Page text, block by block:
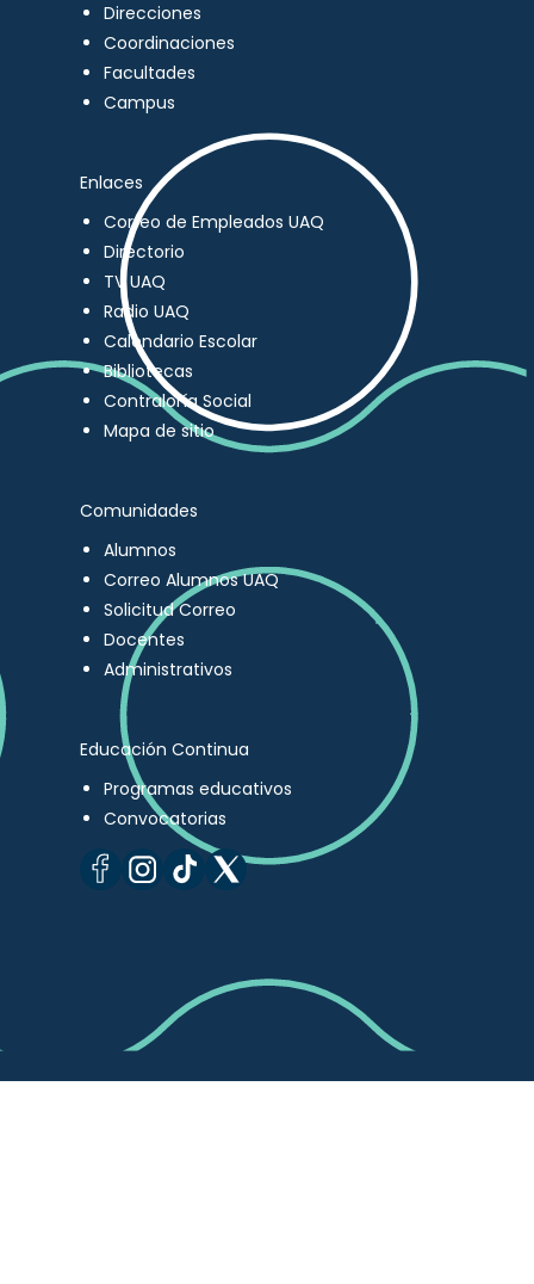
Direcciones
Coordinaciones
Facultades
Campus
Enlaces
Correo de Empleados UAQ
Directorio
TV UAQ
Radio UAQ
Calendario Escolar
Bibliotecas
Contraloría Social
Mapa de sitio
Comunidades
Alumnos
Correo Alumnos UAQ
Solicitud Correo
Docentes
Administrativos
Educación Continua
Programas educativos
Convocatorias